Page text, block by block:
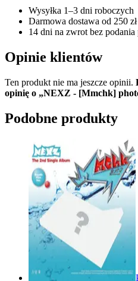
Wysyłka 1–3 dni roboczych
Darmowa dostawa od 250 zł
14 dni na zwrot bez
Opinie klientów
Ten produkt nie ma jeszcze opinii.
opinię o „NEXZ - [Mmchk]
Podobne produkty